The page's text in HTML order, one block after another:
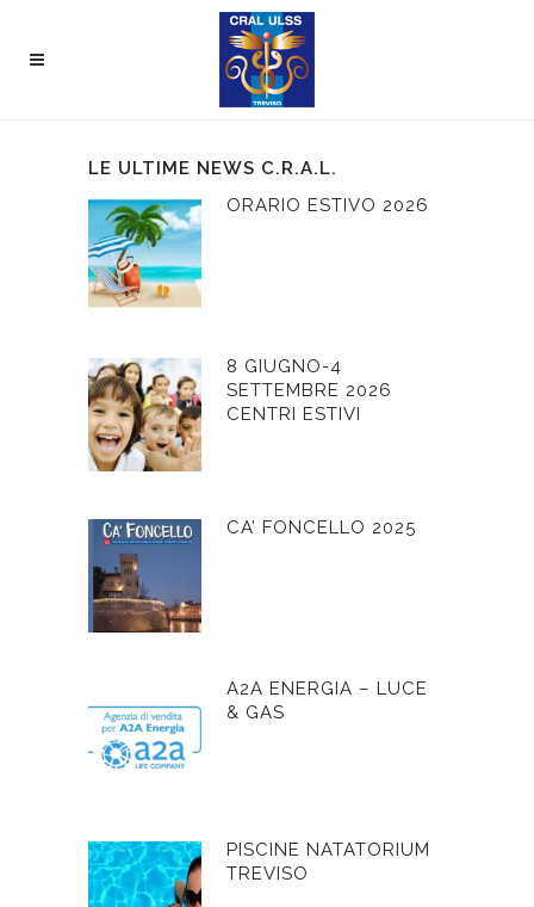
LE ULTIME NEWS C.R.A.L.
ORARIO ESTIVO 2026
8 GIUGNO-4
SETTEMBRE 2026
CENTRI ESTIVI
CA’ FONCELLO 2025
A2A ENERGIA – LUCE
& GAS
PISCINE NATATORIUM
TREVISO